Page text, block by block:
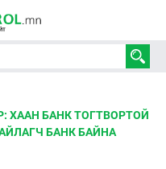
ХААН БАНК ТОГТВОРТОЙ
БАНК БАЙНА